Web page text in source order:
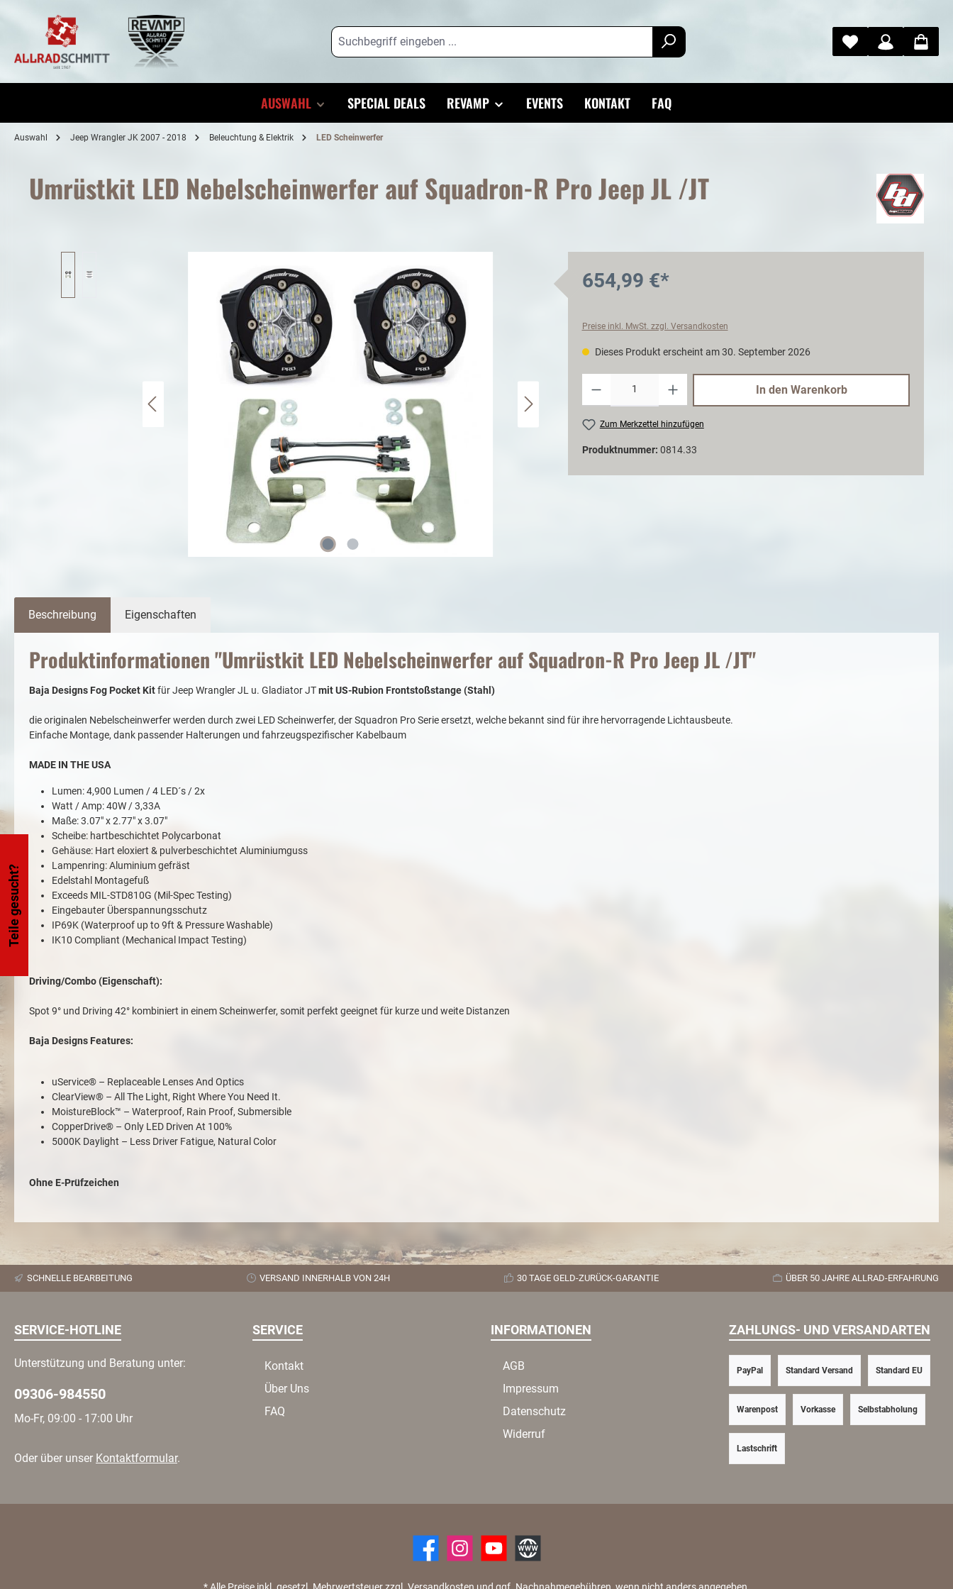
springen
AUSWAHL SPECIAL DEALS REVAMP EVENTS KONTAKT FAQ
Auswahl Jeep Wrangler JK 2007 - 2018 Beleuchtung & Elektrik LED Scheinwerfer
Umrüstkit LED Nebelscheinwerfer auf Squadron-R Pro Jeep JL /JT
654,99 €*
Preise inkl. MwSt. zzgl. Versandkosten
Dieses Produkt erscheint am 30. September 2026
In den Warenkorb
Zum Merkzettel hinzufügen
Produktnummer: 0814.33
Beschreibung Eigenschaften
Produktinformationen "Umrüstkit LED Nebelscheinwerfer auf Squadron-R Pro Jeep JL /JT"
Baja Designs Fog Pocket Kitfür Jeep Wrangler JL u. Gladiator JTmit US-Rubion Frontstoßstange (Stahl)
die originalen Nebelscheinwerfer werden durch zwei LED Scheinwerfer, der Squadron Pro Serie ersetzt, welche bekannt sind für ihre hervorragende Lichtausbeute.
Einfache Montage, dank passender Halterungen und fahrzeugspezifischer Kabelbaum
MADE IN THE USA
Lumen: 4,900 Lumen / 4 LED´s / 2x
Watt / Amp: 40W / 3,33A
Maße: 3.07" x 2.77" x 3.07"
Scheibe: hartbeschichtet Polycarbonat
Gehäuse: Hart eloxiert & pulverbeschichtet Aluminiumguss
Lampenring: Aluminium gefräst
Edelstahl Montagefuß
Exceeds MIL-STD810G (Mil-Spec Testing)
Eingebauter Überspannungsschutz
IP69K (Waterproof up to 9ft & Pressure Washable)
IK10 Compliant (Mechanical Impact Testing)
Driving/Combo (Eigenschaft):
Spot 9° und Driving 42° kombiniert in einem Scheinwerfer, somit perfekt geeignet für kurze und weite Distanzen
Baja Designs Features:
uService® – Replaceable Lenses And Optics
ClearView® – All The Light, Right Where You Need It.
MoistureBlock™ – Waterproof, Rain Proof, Submersible
CopperDrive® – Only LED Driven At 100%
5000K Daylight – Less Driver Fatigue, Natural Color
Ohne E-Prüfzeichen
SCHNELLE BEARBEITUNG VERSAND INNERHALB VON 24H 30 TAGE GELD-ZURÜCK-GARANTIE ÜBER 50 JAHRE ALLRAD-ERFAHRUNG
SERVICE-HOTLINE
Unterstützung und Beratung unter:
09306-984550
Mo-Fr, 09:00 - 17:00 Uhr
Oder über unser Kontaktformular.
SERVICE
Kontakt
Über Uns
FAQ
INFORMATIONEN
AGB
Impressum
Datenschutz
Widerruf
ZAHLUNGS- UND VERSANDARTEN
Vorkasse
PayPal
Lastschrift
Standard Versand Standard EU
Warenpost Selbstabholung
Teile gesucht?